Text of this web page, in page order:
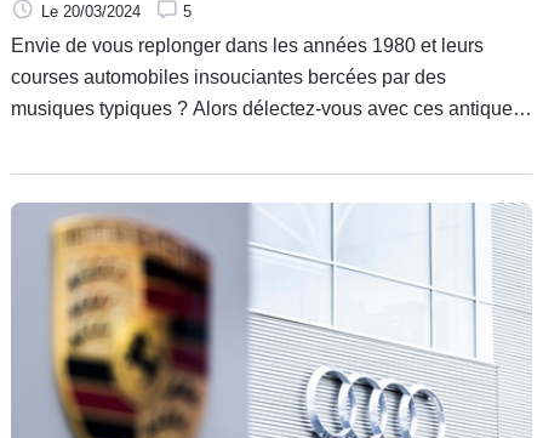
Le 20/03/2024 5
Envie de vous replonger dans les années 1980 et leurs
courses automobiles insouciantes bercées par des
musiques typiques ? Alors délectez-vous avec ces antiques